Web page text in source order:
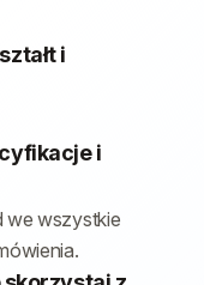
i
i
we wszystkie